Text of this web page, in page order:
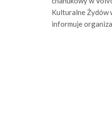
Kulturalne Żydów
informuje